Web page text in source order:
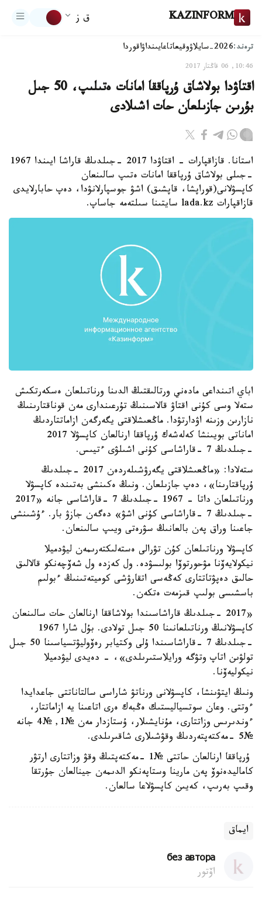
KAZINFORM ق ز
ترەند:2026-سايلاۋ وقيعاتاعايىنداۋاقوردا
10:46, 06 قاڭتار 2017
اقتاۋدا بولاشاق ۇرپاققا امانات ەتىلىپ، 50 جىل
بۇرىن جازىلعان حات اشىلادى
استانا. قازاقپارات - اقتاۋدا 2017 -جىلدىڭ قاراشا ايىندا 1967
-جىلى بولاشاق ۇرپاققا امانات ەتىپ سالىنعان
كاپسۋلانى(قوراپشا، قاپشىق) اشۋ جوسپارلانۋدا، دەپ حابارلايدى
قازاقپارات lada.kz سايتىنا سىلتەمە جاساپ.
اباي اتىنداعى مادەني ورتالىقتىڭ الدىنا ورناتىلعان ەسكەرتكىش
ستەلا وسى كۇنى اقتاۋ قالاسىنىڭ تۇرعىندارى مەن قوناقتارىنىڭ
نازارىن وزىنە اۋدارتۋدا. ماڭعىشلاقتى يگەرگەن ازاماتتاردىڭ
اماناتى بويىنشا كەلەشەك ۇرپاققا ارنالعان كاپسۋلا 2017
-جىلدىڭ 7 -قاراشاسى كۇنى اشىلۋى ءتيىس.
ستەلادا: «ماڭعىشلاقتى يگەرۋشىلەردەن 2017 -جىلدىڭ
ۇرپاقتارىنا»، دەپ جازىلعان. ونىڭ ەكىنشى بەتىندە كاپسۋلا
ورناتىلعان داتا - 1967 -جىلدىڭ 7 -قاراشاسى جانە «2017
-جىلدىڭ 7 -قاراشاسى كۇنى اشۋ» دەگەن جازۋ بار. ءۇشىنشى
جاعىنا وراق پەن بالعانىڭ سۋرەتى ويىپ سالىنعان.
كاپسۋلا ورناتىلعان كۇن تۋرالى ەستەلىكتەرىمەن ليۋدميلا
نيكولايەۆنا مۋحورتوۆا بولىسۋدە. ول كەزدە ول شەۆچەنكو قالالىق
حالىق دەپۋتاتتارى كەڭەسى اتقارۋشى كوميتەتىنىڭ ءبولىم
باسشىسى بولىپ قىزمەت ەتكەن.
«2017 -جىلدىڭ قاراشاسىندا بولاشاققا ارنالعان حات سالىنعان
كاپسۋلانىڭ ورناتىلعانىنا 50 جىل تولادى. بۇل شارا 1967
-جىلدىڭ 7 -قاراشاسىندا ۇلى وكتيابر رەۆوليۋتسياسىنا 50 جىل
تولۋىن اتاپ وتۋگە ورايلاستىرىلدى»، - دەيدى ليۋدميلا
نيكوليەۆنا.
ونىڭ ايتۋىنشا، كاپسۋلانى ورناتۋ شاراسى سالتاناتتى جاعدايدا
ءوتتى. وعان سوتسياليستىك ەڭبەك ەرى اتاعىنا يە ازاماتتار،
ءوندىرىس وزاتتارى، مۇنايشىلار، ۇستازدار مەن №1, №4 جانە
№5 -مەكتەپتەردىڭ وقۋشىلارى شاقىرىلدى.
ۇرپاققا ارنالعان حاتتى №1 -مەكتەپتىڭ وقۋ وزاتتارى ارتۋر
كاماليدەنوۆ پەن مارينا وستاپەنكو الدىمەن جينالعان جۇرتقا
وقىپ بەرىپ، كەيىن كاپسۋلاعا سالعان.
ايماق
без автора
اۆتور